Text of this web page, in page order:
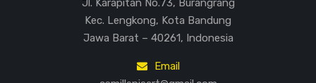
Jl. Karapitan No.73, Burangrang
Kec. Lengkong, Kota Bandung
Jawa Barat – 40261, Indonesia
Email